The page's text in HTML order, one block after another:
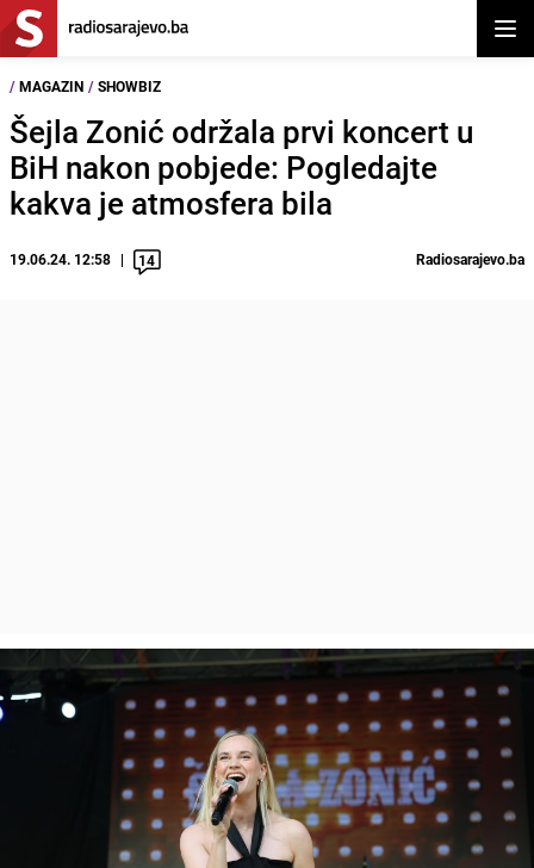
/ MAGAZIN / SHOWBIZ
Šejla Zonić održala prvi koncert u
BiH nakon pobjede: Pogledajte
kakva je atmosfera bila
19.06.24. 12:58 14 Radiosarajevo.ba